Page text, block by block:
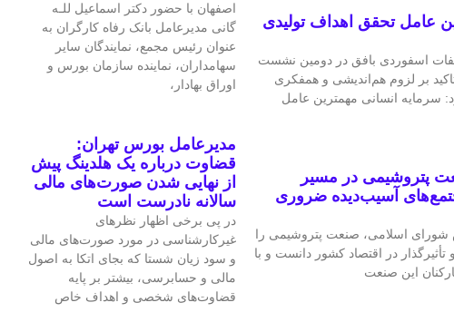
عامل تحقق اهداف تولیدی
اسفوردی بافق در دومین نشست
بر لزوم هم‌اندیشی و همفکری
سرمایه انسانی مهمترین عامل
پتروشیمی در مسیر
آسیب‌دیده ضروری
اسلامی، صنعت پتروشیمی را
در اقتصاد کشور دانست و با
این صنعت
اصفهان با حضور دکتر اسماعیل للـه
گانی مدیرعامل بانک رفاه کارگران به
عنوان رئیس مجمع، نمایندگان سایر
سهامداران، نماینده سازمان بورس و
اوراق بهادار،
مدیرعامل بورس تهران:
قضاوت درباره یک هلدینگ پیش
از نهایی شدن صورت‌های مالی
سالانه نادرست است
در پی برخی اظهار نظرهای
غیرکارشناسی در مورد صورت‌های مالی
و سود زیان شستا که بجای اتکا به اصول
مالی و حسابرسی، بیشتر بر پایه
قضاوت‌‌های شخصی و اهداف خاص